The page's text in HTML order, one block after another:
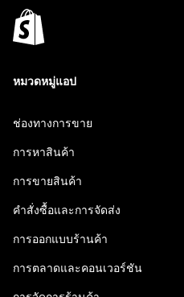
หมวดหมู่แอป
ช่องทางการขาย
การหาสินค้า
การขายสินค้า
คำสั่งซื้อและการจัดส่ง
การออกแบบร้านค้า
การตลาดและคอนเวอร์ชัน